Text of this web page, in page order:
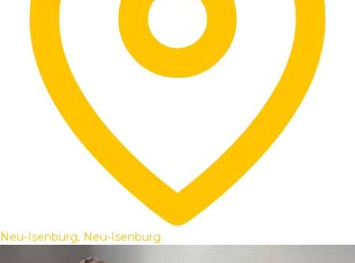
Neu-Isenburg, Neu-Isenburg